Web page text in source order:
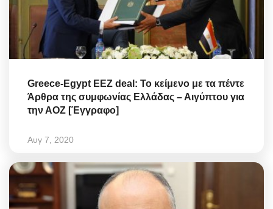
Greece-Egypt EEZ deal: Το κείμενο με τα πέντε
Άρθρα της συμφωνίας Ελλάδας – Αιγύπτου για
την ΑΟΖ [Έγγραφο]
Αυγ 7, 2020